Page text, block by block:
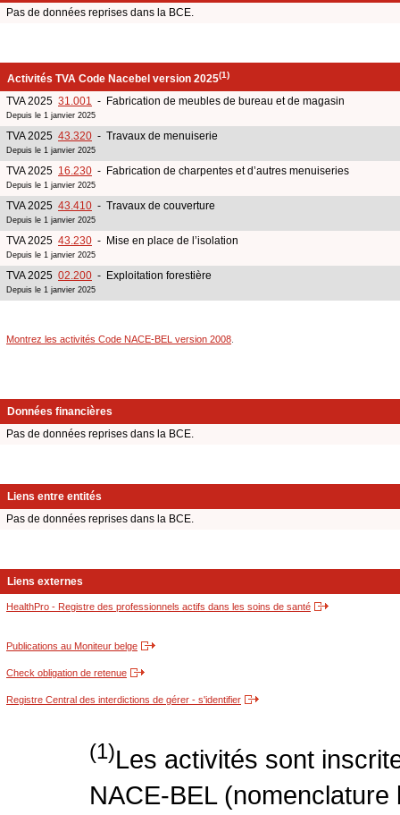
Pas de données reprises dans la BCE.
Activités TVA Code Nacebel version 2025(1)
TVA 2025 31.001 - Fabrication de meubles de bureau et de magasin
Depuis le 1 janvier 2025
TVA 2025 43.320 - Travaux de menuiserie
Depuis le 1 janvier 2025
TVA 2025 16.230 - Fabrication de charpentes et d’autres menuiseries
Depuis le 1 janvier 2025
TVA 2025 43.410 - Travaux de couverture
Depuis le 1 janvier 2025
TVA 2025 43.230 - Mise en place de l’isolation
Depuis le 1 janvier 2025
TVA 2025 02.200 - Exploitation forestière
Depuis le 1 janvier 2025
Montrez les activités Code NACE-BEL version 2008
Données financières
Pas de données reprises dans la BCE.
Liens entre entités
Pas de données reprises dans la BCE.
Liens externes
HealthPro - Registre des professionnels actifs dans les soins de santé
Publications au Moniteur belge
Check obligation de retenue
Registre Central des interdictions de gérer - s'identifier
(1)Les activités sont
NACE-BEL